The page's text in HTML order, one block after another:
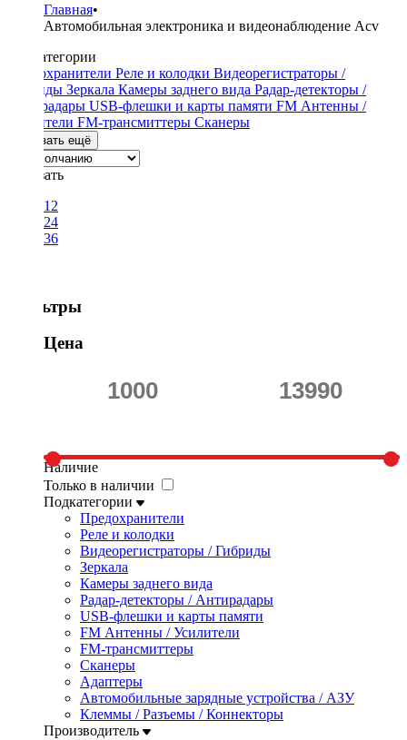
Главная•
Автомобильная электроника и видеонаблюдение Acv
Подкатегории
Предохранители Реле и колодки Видеорегистраторы /
Гибриды Зеркала Камеры заднего вида Радар-детекторы /
Антирадары USB-флешки и карты памяти FM Антенны /
Усилители FM-трансмиттеры Сканеры
Показать ещё
Показать
12
24
36
Фильтры
Цена
Наличие
Только в наличии
Подкатегории
Предохранители
Реле и колодки
Видеорегистраторы / Гибриды
Зеркала
Камеры заднего вида
Радар-детекторы / Антирадары
USB-флешки и карты памяти
FM Антенны / Усилители
FM-трансмиттеры
Сканеры
Адаптеры
Автомобильные зарядные устройства / АЗУ
Клеммы / Разъемы / Коннекторы
Производитель